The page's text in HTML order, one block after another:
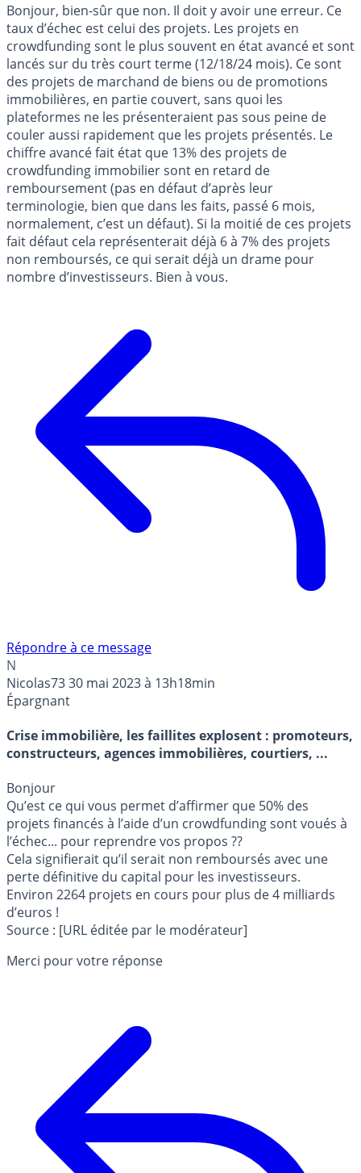
Bonjour, bien-sûr que non. Il doit y avoir une erreur. Ce
taux d’échec est celui des projets. Les projets en
crowdfunding sont le plus souvent en état avancé et sont
lancés sur du très court terme (12/18/24 mois). Ce sont
des projets de marchand de biens ou de promotions
immobilières, en partie couvert, sans quoi les
plateformes ne les présenteraient pas sous peine de
couler aussi rapidement que les projets présentés. Le
chiffre avancé fait état que 13% des projets de
crowdfunding immobilier sont en retard de
remboursement (pas en défaut d’après leur
terminologie, bien que dans les faits, passé 6 mois,
normalement, c’est un défaut). Si la moitié de ces projets
fait défaut cela représenterait déjà 6 à 7% des projets
non remboursés, ce qui serait déjà un drame pour
nombre d’investisseurs. Bien à vous.
Répondre à ce message
N
Nicolas7330 mai 2023 à 13h18min
Épargnant
Crise immobilière, les faillites explosent : promoteurs,
constructeurs, agences immobilières, courtiers, ...
Bonjour
Qu’est ce qui vous permet d’affirmer que 50% des
projets financés à l’aide d’un crowdfunding sont voués à
l’échec... pour reprendre vos propos ??
Cela signifierait qu’il serait non remboursés avec une
perte définitive du capital pour les investisseurs.
Environ 2264 projets en cours pour plus de 4 milliards
d’euros !
Source : [URL éditée par le modérateur]
Merci pour votre réponse